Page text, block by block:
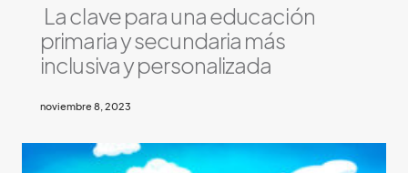
La clave para una educación
primaria y secundaria más
inclusiva y personalizada
noviembre 8, 2023